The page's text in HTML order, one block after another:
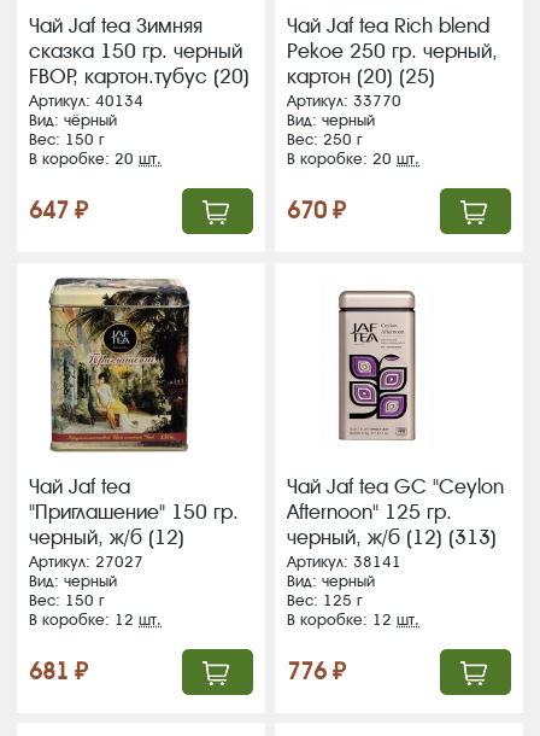
Чай Jaf tea Зимняя
сказка 150 гр. черный
FBOP, картон.тубус (20)
Артикул: 40134
Вид: чёрный
Вес: 150 г
В коробке: 20шт.
647 ₽
Чай Jaf tea Rich blend
Pekoe 250 гр. черный,
картон (20) (25)
Артикул: 33770
Вид: черный
Вес: 250 г
В коробке: 20шт.
670 ₽
Чай Jaf tea
"Приглашение" 150 гр.
черный, ж/б (12)
Артикул: 27027
Вид: черный
Вес: 150 г
В коробке: 12шт.
681 ₽
Чай Jaf tea GC "Ceylon
Afternoon" 125 гр.
черный, ж/б (12) (313)
Артикул: 38141
Вид: черный
Вес: 125 г
В коробке: 12шт.
776 ₽